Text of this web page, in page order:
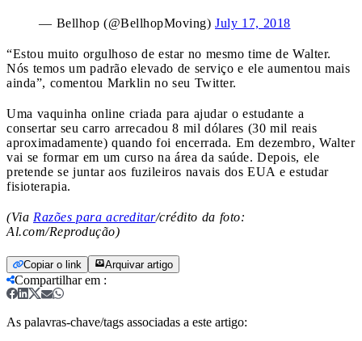
— Bellhop (@BellhopMoving) July 17, 2018
“Estou muito orgulhoso de estar no mesmo time de Walter.
Nós temos um padrão elevado de serviço e ele aumentou mais
ainda”, comentou Marklin no seu Twitter.
Uma vaquinha online criada para ajudar o estudante a
consertar seu carro arrecadou 8 mil dólares (30 mil reais
aproximadamente) quando foi encerrada. Em dezembro, Walter
vai se formar em um curso na área da saúde. Depois, ele
pretende se juntar aos fuzileiros navais dos EUA e estudar
fisioterapia.
(Via Razões para acreditar/crédito da foto:
Al.com/Reprodução)
Copiar o link Arquivar artigo
Compartilhar em :
As palavras-chave/tags associadas a este artigo: